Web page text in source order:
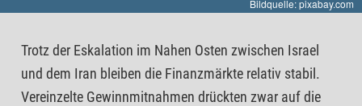
Bildquelle: pixabay.com
Trotz der Eskalation im Nahen Osten zwischen Israel
und dem Iran bleiben die Finanzmärkte relativ stabil.
Vereinzelte Gewinnmitnahmen drückten zwar auf die